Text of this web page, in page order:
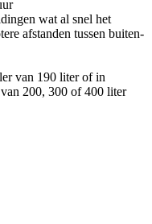
wat al snel het
afstanden tussen buiten-
van 190 liter of in
200, 300 of 400 liter